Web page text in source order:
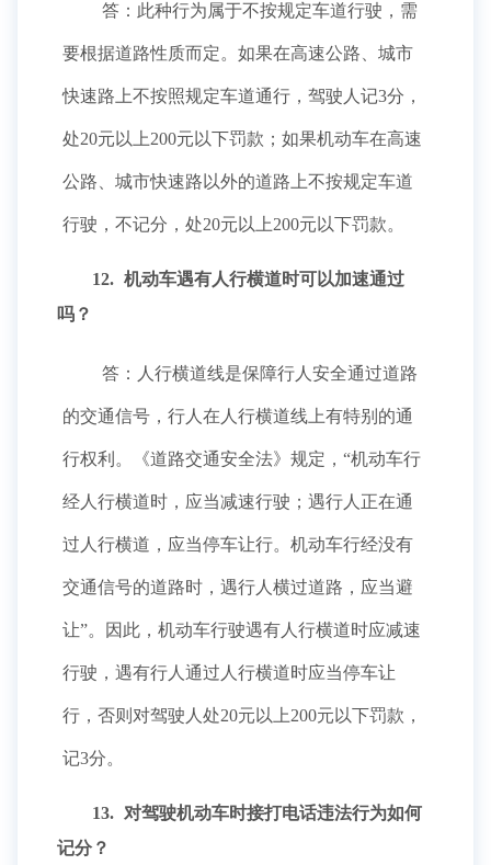
答：此种行为属于不按规定车道行驶，需
要根据道路性质而定。如果在高速公路、城市
快速路上不按照规定车道通行，驾驶人记3分，
处20元以上200元以下罚款；如果机动车在高速
公路、城市快速路以外的道路上不按规定车道
行驶，不记分，处20元以上200元以下罚款。
12. 机动车遇有人行横道时可以加速通过
吗？
答：人行横道线是保障行人安全通过道路
的交通信号，行人在人行横道线上有特别的通
行权利。《道路交通安全法》规定，“机动车行
经人行横道时，应当减速行驶；遇行人正在通
过人行横道，应当停车让行。机动车行经没有
交通信号的道路时，遇行人横过道路，应当避
让”。因此，机动车行驶遇有人行横道时应减速
行驶，遇有行人通过人行横道时应当停车让
行，否则对驾驶人处20元以上200元以下罚款，
记3分。
13. 对驾驶机动车时接打电话违法行为如何
记分？